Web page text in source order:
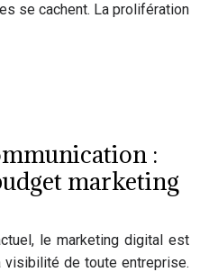
se cachent. La prolifération
:
marketing
le marketing digital est
visibilité de toute entreprise.